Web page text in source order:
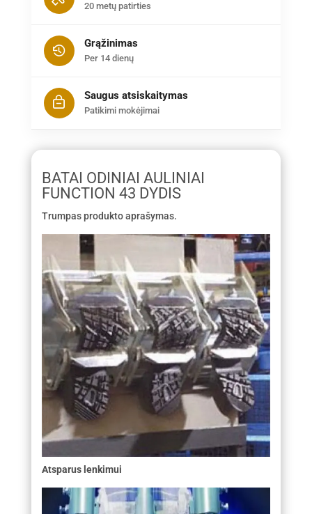
20 metų patirties
Grąžinimas
Per 14 dienų
Saugus atsiskaitymas
Patikimi mokėjimai
BATAI ODINIAI AULINIAI
FUNCTION 43 DYDIS
Trumpas produkto aprašymas.
Atsparus lenkimui